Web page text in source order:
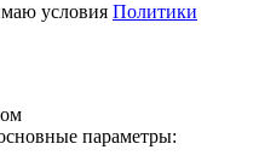
условия Политики
параметры: